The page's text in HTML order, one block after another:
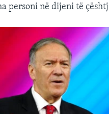
personi në dijeni të